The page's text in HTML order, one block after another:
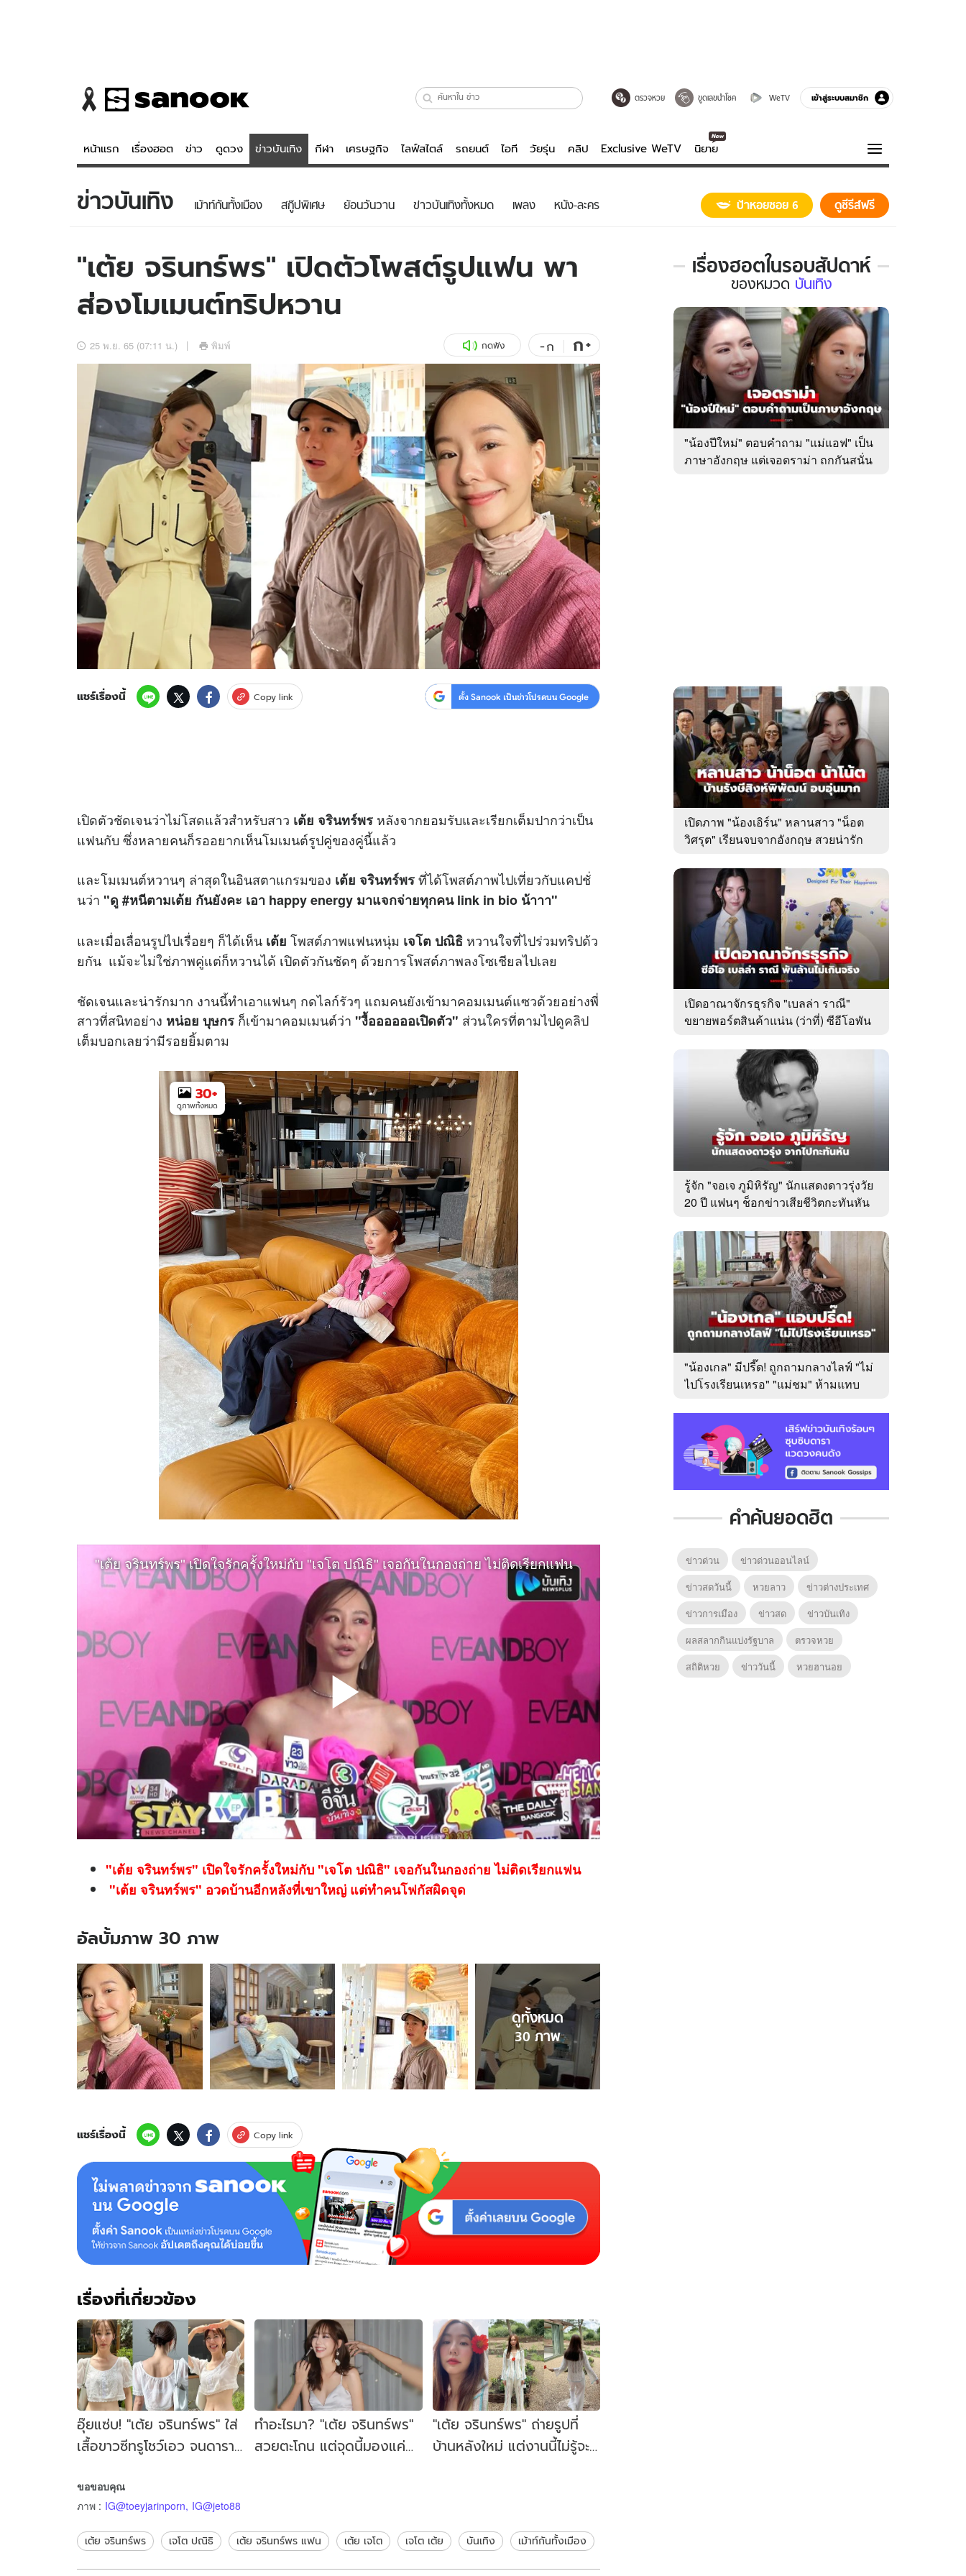
ตรวจหวย ขูดเลขนำโชค WeTV เข้าสู่ระบบสมาชิก
หน้าแรก เรื่องฮอต ข่าว ดูดวง ข่าวบันเทิง กีฬา เศรษฐกิจ ไลฟ์สไตล์ รถยนต์ ไอที วัยรุ่น คลิป Exclusive WeTV นิยาย
ข่าว
ข่าวบันเทิง
ข่าวกีฬา
ข่าวเศรษฐกิจ
อัปเดตจีน
เช็กข่าวชัวร์
ดูดวง - ตรวจหวย
สถิติหวยไทย
หวยลาว
ไลฟ์สไตล์
วัยรุ่น
สุขภาพ
เที่ยว-กิน
Tasteful Thailand
Sanook Choice
บันเทิงครบรส
ดูทีวี
WeTV
Exclusive WeTV
นิยาย
ความรู้รอบตัว
ฮาวทู
ดาวน์โหลดสนุกแอปฟรี ติดตามสนุกโซเชียลได้ที่
สงวนลิขสิทธิ์ © 2569บริษัท อิมเมจ ฟิวเจอร์ (ประเทศไทย) จำกัด
ข่าวบันเทิง เม้าท์กันทั้งเมือง สกู๊ปพิเศษ ย้อนวันวาน ข่าวบันเทิงทั้งหมด เพลง หนัง-ละคร ป้าหอยซอย 6 ดูซีรีส์ฟรี
"เต้ย จรินทร์พร" เปิดตัวโพสต์รูปแฟน พา
ส่องโมเมนต์ทริปหวาน
25 พ.ย. 65 (07:11 น.) พิมพ์ กดฟัง -ก ก+
แชร์เรื่องนี้ Copy link ตั้ง Sanook เป็นข่าวโปรดบน Google
เปิดตัวชัดเจนว่าไม่โสดแล้วสำหรับสาว เต้ย จรินทร์พร หลังจากยอมรับและเรียกเต็มปากว่าเป็น
แฟนกับ ซึ่งหลายคนก็รออยากเห็นโมเมนต์รูปคู่ของคู่นี้แล้ว
และโมเมนต์หวานๆ ล่าสุดในอินสตาแกรมของ เต้ย จรินทร์พรที่ได้โพสต์ภาพไปเที่ยวกับแคปชั่
นว่า "ดู #หนีตามเต้ย กันยังคะ เอา happy energy มาแจกจ่ายทุกคน link in bio น้าาา"
และเมื่อเลื่อนรูปไปเรื่อยๆ ก็ได้เห็น เต้ย โพสต์ภาพแฟนหนุ่ม เจโต ปณิธิ หวานใจที่ไปร่วมทริปด้ว
ยกัน แม้จะไม่ใช่ภาพคู่แต่ก็หวานได้ เปิดตัวกันชัดๆ ด้วยการโพสต์ภาพลงโซเชียลไปเลย
ชัดเจนและน่ารักมาก งานนี้ทำเอาแฟนๆ กดไลก์รัวๆ แถมคนยังเข้ามาคอมเมนต์แซวด้วยอย่างพี่
สาวที่สนิทอย่าง หน่อย บุษกร ก็เข้ามาคอมเมนต์ว่า "งื้ออออออเปิดตัว" ส่วนใครที่ตามไปดูคลิป
เต็มบอกเลยว่ามีรอยยิ้มตาม
30+
ดูภาพทั้งหมด
"เต้ย จรินทร์พร" เปิดใจรักครั้งใหม่กับ "เจโต ปณิธิ" เจอกันในกองถ่าย ไม่ติดเรียกแฟน
"เต้ย จรินทร์พร" อวดบ้านอีกหลังที่เขาใหญ่ แต่ทำคนโฟกัสผิดจุด
อัลบั้มภาพ 30 ภาพ
อัลบั้ม
ภาพ
30
ภาพ
ของ
"เต้ย
จริ
นทร์
พร"
โพสต์
แฟน
พา
เมน
ทริป
หวาน
ดูทั้งหมด
30 ภาพ
แชร์เรื่องนี้ Copy link
เรื่องที่เกี่ยวข้อง
อุ๊ยแซ่บ! "เต้ย จรินทร์พร" ใส่
เสื้อขาวซีทรูโชว์เอว จนดารา
นะ"
ทำอะไรมา? "เต้ย จรินทร์พร"
สวยตะโกน แต่จุดนี้มองแค่
"เต้ย จรินทร์พร" ถ่ายรูปที่
บ้านหลังใหม่ แต่งานนี้ไม่รู้จะ
ขอขอบคุณ
ภาพ : IG@toeyjarinporn, IG@jeto88
เต้ย จรินทร์พร เจโต ปณิธิ เต้ย จรินทร์พร แฟน เต้ย เจโต เจโต เต้ย บันเทิง เม้าท์กันทั้งเมือง
เรื่องฮอตในรอบสัปดาห์
เรื่อง
ใน
รอบ
สัปดาห์
ของ
หมวด
บันเทิง
ของหมวด บันเทิง
"น้องปีใหม่" ตอบคำถาม "แม่แอฟ" เป็น
ภาษาอังกฤษ แต่เจอดราม่า ถกกันสนั่น
เปิดภาพ "น้องเอิร์น" หลานสาว "น็อต
วิศรุต" เรียนจบจากอังกฤษ สวยน่ารัก
เปิดอาณาจักรธุรกิจ "เบลล่า ราณี"
ขยายพอร์ตสินค้าแน่น (ว่าที่) ซีอีโอพัน
รู้จัก "จอเจ ภูมิหิรัญ" นักแสดงดาวรุ่งวัย
20 ปี แฟนๆ ช็อกข่าวเสียชีวิตกะทันหัน
"น้องเกล" มีปรี๊ด! ถูกถามกลางไลฟ์ "ไม่
ไปโรงเรียนเหรอ" "แม่ชม" ห้ามแทบ
คำค้นยอดฮิต
ข่าวด่วน
ข่าวด่วนออนไลน์
ข่าวสดวันนี้
หวยลาว
ข่าวต่างประเทศ
ข่าวการเมือง
ข่าวสด
ข่าวบันเทิง
ผลสลากกินแบ่งรัฐบาล
ตรวจหวย
สถิติหวย
ข่าววันนี้ หวยฮานอย